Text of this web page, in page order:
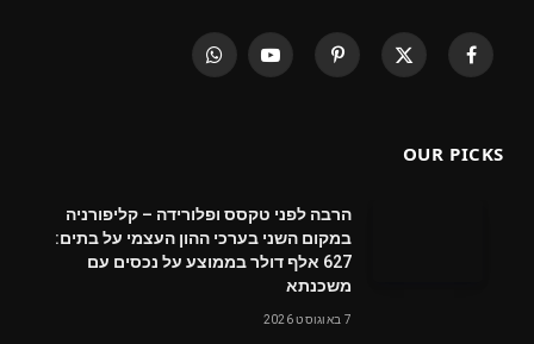
Facebook
X
Pinterest
YouTube
WhatsApp
OUR PICKS
הרבה לפני טקסס ופלורידה – קליפורניה
במקום השני בערכי ההון העצמי על בתים:
627 אלף דולר בממוצע על נכסים עם
משכנתא
7 באוגוסט 2026